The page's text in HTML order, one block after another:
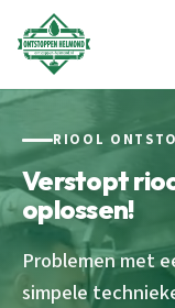
RIOOL
Verstopt
oplossen!
Problemen met
simpele